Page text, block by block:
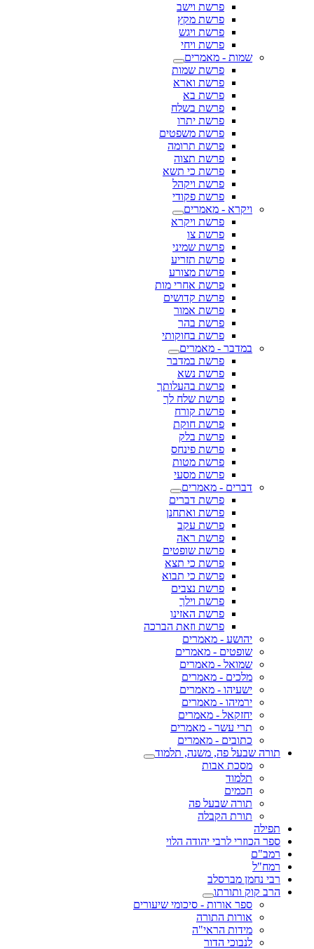
פרשת וישב
פרשת מקץ
פרשת ויגש
פרשת ויחי
שמות - מאמרים
פרשת שמות
פרשת וארא
פרשת בא
פרשת בשלח
פרשת יתרו
פרשת משפטים
פרשת תרומה
פרשת תצוה
פרשת כי תשא
פרשת ויקהל
פרשת פקודי
ויקרא - מאמרים
פרשת ויקרא
פרשת צו
פרשת שמיני
פרשת תזריע
פרשת מצורע
פרשת אחרי מות
פרשת קדושים
פרשת אמור
פרשת בהר
פרשת בחוקותי
במדבר - מאמרים
פרשת במדבר
פרשת נשא
פרשת בהעלותך
פרשת שלח לך
פרשת קורח
פרשת חוקת
פרשת בלק
פרשת פינחס
פרשת מטות
פרשת מסעי
דברים - מאמרים
פרשת דברים
פרשת ואתחנן
פרשת עקב
פרשת ראה
פרשת שופטים
פרשת כי תצא
פרשת כי תבוא
פרשת נצבים
פרשת וילך
פרשת האזינו
פרשת וזאת הברכה
יהושע - מאמרים
שופטים - מאמרים
שמואל - מאמרים
מלכים - מאמרים
ישעיהו - מאמרים
ירמיהו - מאמרים
יחזקאל - מאמרים
תרי עשר - מאמרים
כתובים - מאמרים
תורה שבעל פה, משנה, תלמוד
מסכת אבות
תלמוד
חכמים
תורה שבעל פה
תורת הקבלה
תפילה
ספר הכוזרי לרבי יהודה הלוי
רמב"ם
רמח"ל
רבי נחמן מברסלב
הרב קוק ותורתו
ספר אורות - סיכומי שיעורים
אורות התורה
מידות הראי"ה
לנבוכי הדור